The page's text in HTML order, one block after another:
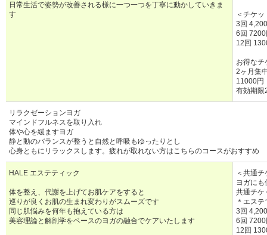
日常生活で姿勢が改善される様に一つ一つを丁寧に動かしていきま
す
＜チケ
3回
6回 7200
12回
お得なチ
2ヶ月集
11000
有効期限
リラクゼーションヨガ
マインドフルネスを取り入れ
体や心を緩ますヨガ
静と動のバランスが整うと自然と呼吸もゆったりとし
心身ともにリラックスします。疲れが取れない方はこちらのコースがおすすめ
HALE エステティック
体を整え、代謝を上げてお肌ケアをすると
巡りが良くお肌の生まれ変わりがスムーズです
同じ肌悩みを何年も抱えている方は
美容理論と解剖学をベースのヨガの融合でケアいたします
＜共通
ヨガにも
共通チケ
＊エス
3回
6回 7200
12回